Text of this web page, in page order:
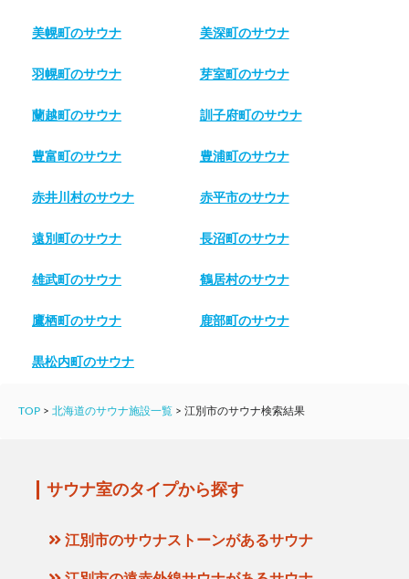
美幌町のサウナ 美深町のサウナ
羽幌町のサウナ 芽室町のサウナ
蘭越町のサウナ 訓子府町のサウナ
豊富町のサウナ 豊浦町のサウナ
赤井川村のサウナ 赤平市のサウナ
遠別町のサウナ 長沼町のサウナ
雄武町のサウナ 鶴居村のサウナ
鷹栖町のサウナ 鹿部町のサウナ
黒松内町のサウナ
TOP > 北海道のサウナ施設一覧 > 江別市のサウナ検索結果
サウナ室のタイプから探す
江別市のサウナストーンがあるサウナ